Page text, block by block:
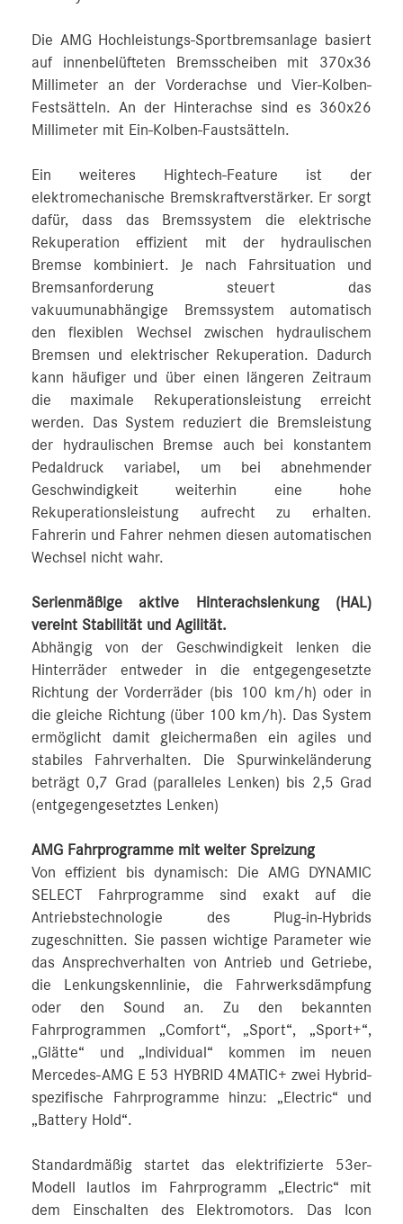
Die AMG Hochleistungs-Sportbremsanlage basiert
auf innenbelüfteten Bremsscheiben mit 370x36
Millimeter an der Vorderachse und Vier-Kolben-
Festsätteln. An der Hinterachse sind es 360x26
Millimeter mit Ein-Kolben-Faustsätteln.
Ein weiteres Hightech-Feature ist der
elektromechanische Bremskraftverstärker. Er sorgt
dafür, dass das Bremssystem die elektrische
Rekuperation effizient mit der hydraulischen
Bremse kombiniert. Je nach Fahrsituation und
Bremsanforderung steuert das
vakuumunabhängige Bremssystem automatisch
den flexiblen Wechsel zwischen hydraulischem
Bremsen und elektrischer Rekuperation. Dadurch
kann häufiger und über einen längeren Zeitraum
die maximale Rekuperationsleistung erreicht
werden. Das System reduziert die Bremsleistung
der hydraulischen Bremse auch bei konstantem
Pedaldruck variabel, um bei abnehmender
Geschwindigkeit weiterhin eine hohe
Rekuperationsleistung aufrecht zu erhalten.
Fahrerin und Fahrer nehmen diesen automatischen
Wechsel nicht wahr.
Serienmäßige aktive Hinterachslenkung (HAL)
vereint Stabilität und Agilität.
Abhängig von der Geschwindigkeit lenken die
Hinterräder entweder in die entgegengesetzte
Richtung der Vorderräder (bis 100 km/h) oder in
die gleiche Richtung (über 100 km/h). Das System
ermöglicht damit gleichermaßen ein agiles und
stabiles Fahrverhalten. Die Spurwinkeländerung
beträgt 0,7 Grad (paralleles Lenken) bis 2,5 Grad
(entgegengesetztes Lenken)
AMG Fahrprogramme mit weiter Spreizung
Von effizient bis dynamisch: Die AMG DYNAMIC
SELECT Fahrprogramme sind exakt auf die
Antriebstechnologie des Plug-in-Hybrids
zugeschnitten. Sie passen wichtige Parameter wie
das Ansprechverhalten von Antrieb und Getriebe,
die Lenkungskennlinie, die Fahrwerksdämpfung
oder den Sound an. Zu den bekannten
Fahrprogrammen „Comfort“, „Sport“, „Sport+“,
„Glätte“ und „Individual“ kommen im neuen
Mercedes-AMG E 53 HYBRID 4MATIC+ zwei Hybrid-
spezifische Fahrprogramme hinzu: „Electric“ und
„Battery Hold“.
Standardmäßig startet das elektrifizierte 53er-
Modell lautlos im Fahrprogramm „Electric“ mit
dem Einschalten des Elektromotors. Das Icon